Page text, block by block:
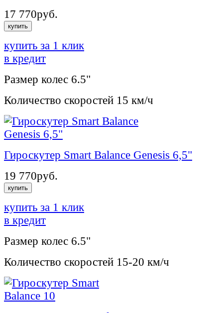
17 770руб.
купить
купить за 1 клик
в кредит
Размер колес 6.5"
Количество скоростей 15 км/ч
Гироскутер Smart Balance Genesis 6,5"
19 770руб.
купить
купить за 1 клик
в кредит
Размер колес 6.5"
Количество скоростей 15-20 км/ч